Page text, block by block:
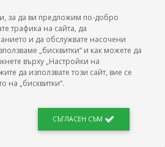
Заплати
кариерно ориентиране. Списък на всички
Минимален облагаем доход. Калкулатор
за да ви предложим по-добро
трафика на сайта, да
и да обслужвате насочени
„бисквитки“ и как можете да
върху „Настройки на
да използвате този сайт, вие се
на „бисквитки“.
СЪГЛАСЕН СЪМ